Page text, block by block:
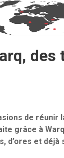
des
de réunir
grâce à
d’ores et